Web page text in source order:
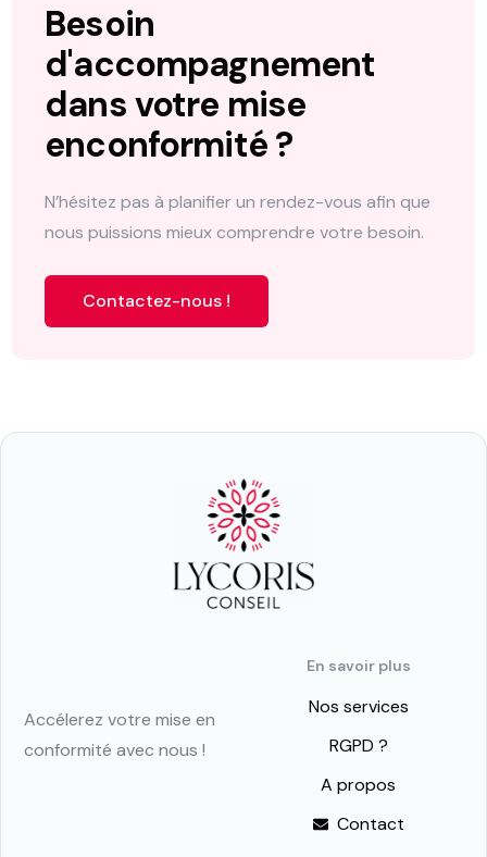
Besoin
d'accompagnement
dans votre mise
enconformité ?
N’hésitez pas à planifier un rendez-vous afin que
nous puissions mieux comprendre votre besoin.
Contactez-nous !
Accélerez votre mise en
conformité avec nous !
En savoir plus
Nos services
RGPD ?
A propos
Contact